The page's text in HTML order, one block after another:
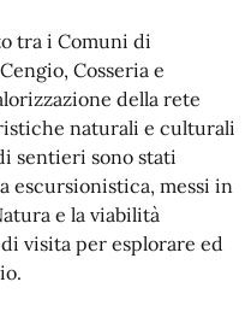
tra i Comuni di
Cosseria e
della rete
naturali e culturali
sentieri sono stati
escursionistica, messi in
e la viabilità
visita per esplorare ed